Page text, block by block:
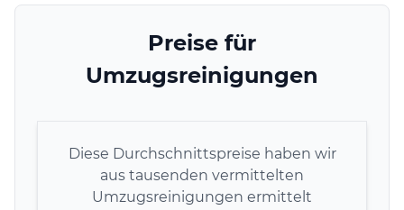
Preise für
Umzugsreinigungen
Diese Durchschnittspreise haben wir
aus tausenden vermittelten
Umzugsreinigungen ermittelt